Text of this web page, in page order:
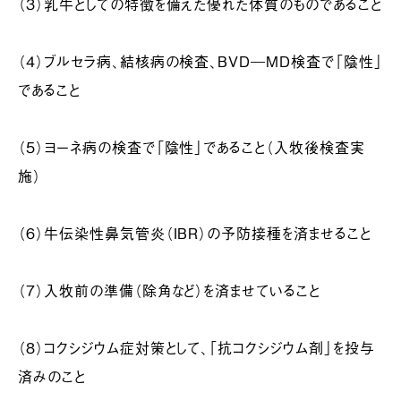
（４）ブルセラ病、結核病の検査、BVD―MD検査で「陰性」
であること
（５）ヨーネ病の検査で「陰性」であること（入牧後検査実
施）
（６）牛伝染性鼻気管炎（IBR）の予防接種を済ませること
（７）入牧前の準備（除角など）を済ませていること
（８）コクシジウム症対策として、「抗コクシジウム剤」を投与
済みのこと